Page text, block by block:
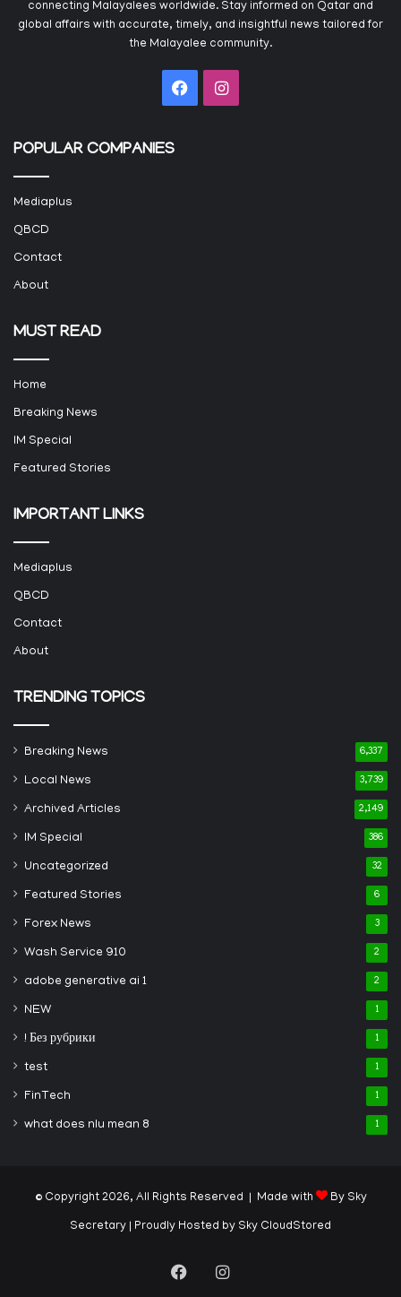
connecting Malayalees worldwide. Stay informed on Qatar and
global affairs with accurate, timely, and insightful news tailored for
the Malayalee community.
FacebookInstagram
POPULAR COMPANIES
Mediaplus
QBCD
Contact
About
MUST READ
Home
Breaking News
IM Special
Featured Stories
IMPORTANT LINKS
Mediaplus
QBCD
Contact
About
TRENDING TOPICS
Breaking News 6,337
Local News 3,739
Archived Articles 2,149
IM Special 386
Uncategorized 32
Featured Stories 6
Forex News 3
Wash Service 910 2
adobe generative ai 1 2
NEW 1
! Без рубрики 1
test 1
FinTech 1
what does nlu mean 8 1
© Copyright 2026, All Rights Reserved | Made with By Sky
Secretary | Proudly Hosted by Sky CloudStored
FacebookInstagram